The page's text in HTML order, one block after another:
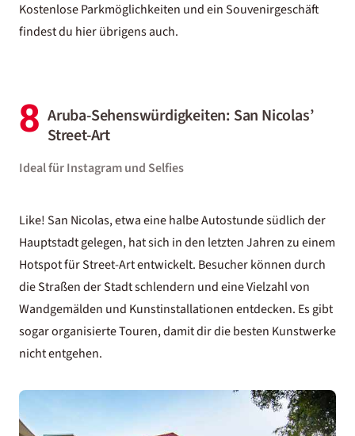
Kostenlose Parkmöglichkeiten und ein Souvenirgeschäft
findest du hier übrigens auch.
8 Aruba-Sehenswürdigkeiten: San Nicolas’
Street-Art
Ideal für Instagram und Selfies
Like! San Nicolas, etwa eine halbe Autostunde südlich der
Hauptstadt gelegen, hat sich in den letzten Jahren zu einem
Hotspot für Street-Art entwickelt. Besucher können durch
die Straßen der Stadt schlendern und eine Vielzahl von
Wandgemälden und Kunstinstallationen entdecken. Es gibt
sogar organisierte Touren, damit dir die besten Kunstwerke
nicht entgehen.